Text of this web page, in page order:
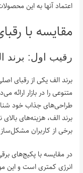
اعتماد آنها به این
مقایسه با
رقیب اول: برند
برند الف یکی از رقبای
متنوعی را در بازار
طراحی‌های جذاب خود
برند الف، هزینه‌های
برخی از کاربران
در مقایسه با پکیج‌های
انرژی کمتری است و این